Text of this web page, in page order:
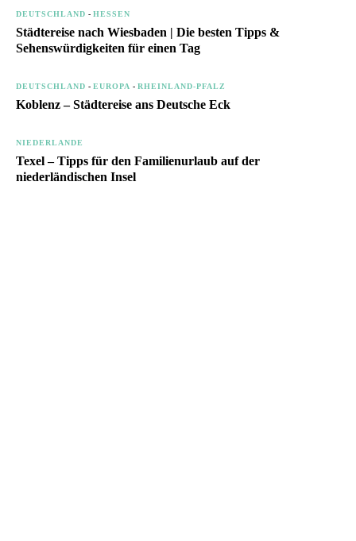
DEUTSCHLAND - HESSEN
Städtereise nach Wiesbaden | Die besten Tipps &
Sehenswürdigkeiten für einen Tag
DEUTSCHLAND - EUROPA - RHEINLAND-PFALZ
Koblenz – Städtereise ans Deutsche Eck
NIEDERLANDE
Texel – Tipps für den Familienurlaub auf der
niederländischen Insel